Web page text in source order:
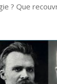
? Que